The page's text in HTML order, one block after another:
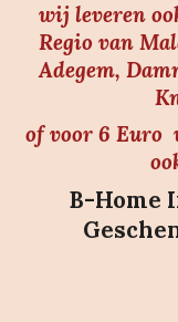
wij leveren
Regio van
Adegem,
of voor 6 Euro
B-Home